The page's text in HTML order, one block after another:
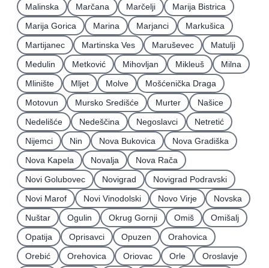
Malinska
Marčana Marčelji
Marija Bistrica
Marija Gorica
Marina Marjanci
Markušica
Martijanec
Martinska Ves Maruševec
Matulji
Medulin
Metković Mihovljan Mikleuš
Milna
Mlinište
Mljet Molve
Mošćenička Draga
Motovun
Mursko Središće Murter
Našice
Nedelišće
Nedeščina Negoslavci
Netretić
Nijemci
Nin Nova Bukovica
Nova Gradiška
Nova Kapela
Novalja
Nova Rača
Novi Golubovec
Novigrad
Novigrad Podravski
Novi Marof
Novi Vinodolski Novo Virje
Novska
Nuštar
Ogulin Okrug Gornji Omiš
Omišalj
Opatija
Oprisavci Opuzen
Orahovica
Orebić
Orehovica Oriovac Orle
Oroslavje